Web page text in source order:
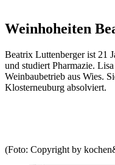
Weinhoheiten
Beatrix Luttenberger ist 21
und studiert Pharmazie.
Weinbaubetrieb aus Wies.
Klosterneuburg absolviert.
(Foto: Copyright by